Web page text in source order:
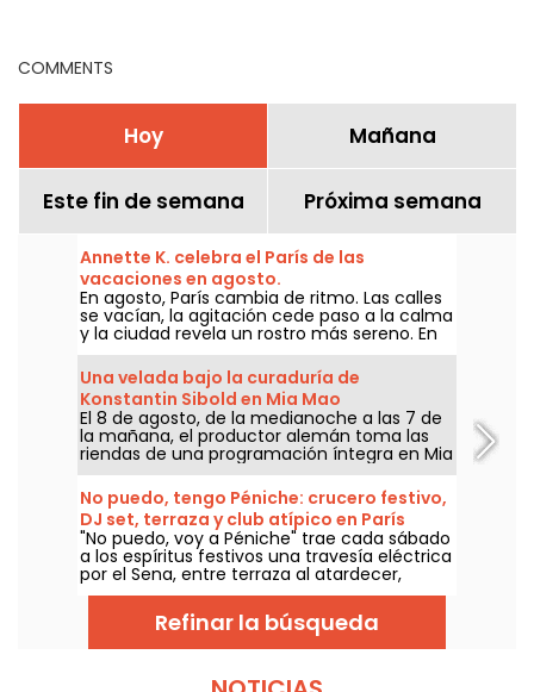
COMMENTS
Hoy Mañana
Este fin de semana Próxima semana
Annette K. celebra el París de las
vacaciones en agosto.
En agosto, París cambia de ritmo. Las calles
se vacían, la agitación cede paso a la calma
y la ciudad revela un rostro más sereno. En
Annette K., se aprovecha esta pausa única
para prolongar el espíritu de las vacaciones,
con los pies casi en el agua, antes de la
vuelta a la rutina.
Una velada bajo la curaduría de
Konstantin Sibold en Mia Mao
El 8 de agosto, de la medianoche a las 7 de
la mañana, el productor alemán toma las
riendas de una programación íntegra en Mia
Mao, rodeado de Hardt Antoine y EG, para
una velada que recorre la house melódica,
la techno y sus zonas fronterizas.
No puedo, tengo Péniche: crucero festivo,
DJ set, terraza y club atípico en París
"No puedo, voy a Péniche" trae cada sábado
a los espíritus festivos una travesía eléctrica
por el Sena, entre terraza al atardecer,
cócteles, tablas para compartir, DJ set feel
good y pista de baile hasta el amanecer.
Refinar la búsqueda